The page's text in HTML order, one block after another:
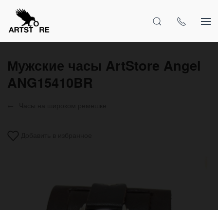
Мужские часы ArtStore Angel
ANG15410BR